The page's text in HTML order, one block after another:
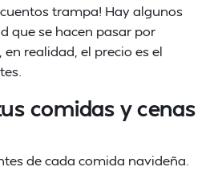
trampa! Hay algunos
que se hacen pasar por
realidad, el precio es el
comidas y cenas
de cada comida navideña.